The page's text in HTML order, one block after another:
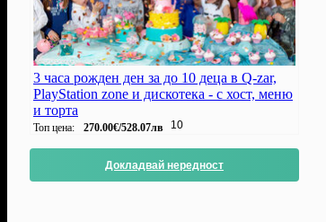
3 часа рожден ден за до 10 деца в Q-zar,
PlayStation zone и дискотека - с хост, меню
и торта
Топ цена: 270.00€/528.07лв 10
Докладвай нередност